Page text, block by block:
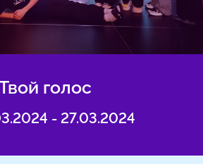
голос
- 27.03.2024